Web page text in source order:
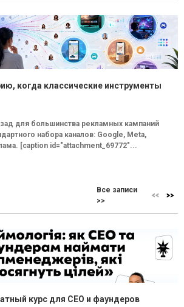
когда классические инструменты
для большинства рекламных кампаний
набора каналов: Google, Meta,
[caption id="attachment_69772"...
Все записи
>>
курс для CEO и фаундеров